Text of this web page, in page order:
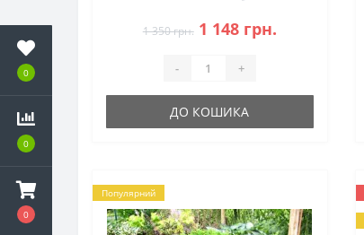
0
0
0
1 350 грн. 1 148 грн.
- +
ДО КОШИКА
Популярний